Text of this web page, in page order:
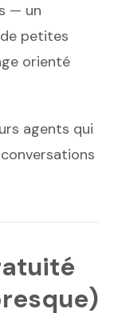
— un
petites
orienté
agents qui